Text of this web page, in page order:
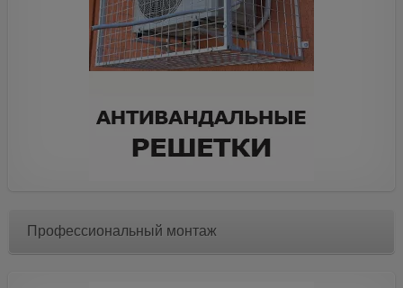
Профессиональный монтаж